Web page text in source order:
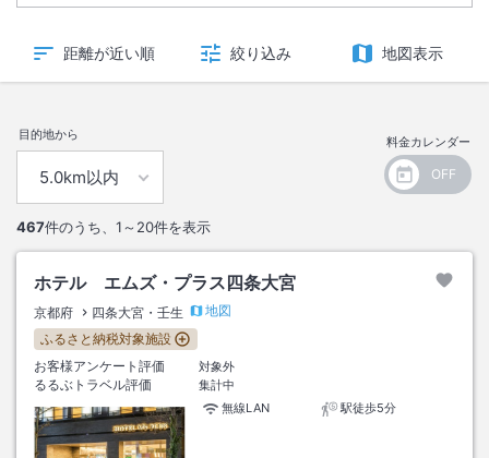
距離が近い順 絞り込み 地図表示
目的地から 料金カレンダー
467件のうち、 1～20件を表示
ホテル エムズ・プラス四条大宮
京都府 四条大宮・壬生
地図
ふるさと納税対象施設
お客様アンケート評価
対象外
るるぶトラベル評価
集計中
無線LAN
駅徒歩5分